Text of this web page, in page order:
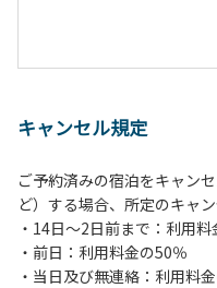
キャンセル規定
ご予約済みの宿泊をキャン
ど）する場合、所定のキャ
・14日～2日前まで：利用
・前日：利用料金の50％
・当日及び無連絡：利用料